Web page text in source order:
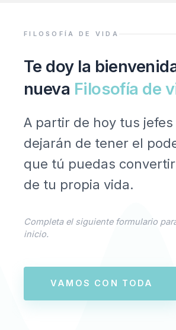
contenidoFILOSOFÍA DE VIDA
Te doy la
nueva Filosofía de
A partir de hoy tus
dejarán de tener el
que tú puedas
de tu propia vida.
Completa el siguiente formulario
inicio.
VAMOS CON TODA